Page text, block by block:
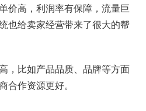
价高，利润率有保障，流量巨
也给卖家经营带来了很大的帮
，比如产品品质、品牌等方面
合作资源更好。